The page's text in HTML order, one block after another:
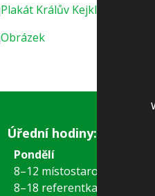
Plakát Králův Kejklíř
Obrázek
Úřední hodiny:
Pondělí
8–12 místostarostka
8–18 referentka